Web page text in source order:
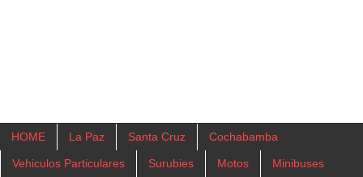
HOME La Paz Santa Cruz Cochabamba
Vehiculos Particulares Surubies Motos Minibuses